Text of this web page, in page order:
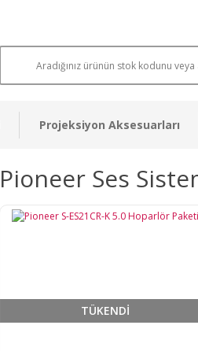
Projeksiyon Aksesuarları
Pioneer Ses
TÜKENDİ